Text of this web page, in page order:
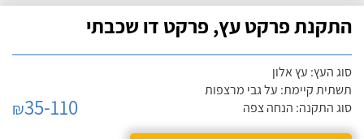
התקנת פרקט עץ, פרקט דו שכבתי
סוג העץ: עץ אלון
תשתית קיימת: על גבי מרצפות
סוג התקנה: הנחה צפה
₪35-110